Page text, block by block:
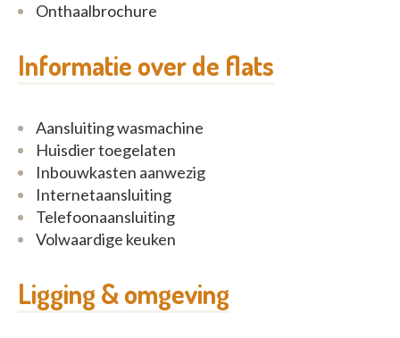
Onthaalbrochure
Informatie over de flats
Aansluiting wasmachine
Huisdier toegelaten
Inbouwkasten aanwezig
Internetaansluiting
Telefoonaansluiting
Volwaardige keuken
Ligging & omgeving